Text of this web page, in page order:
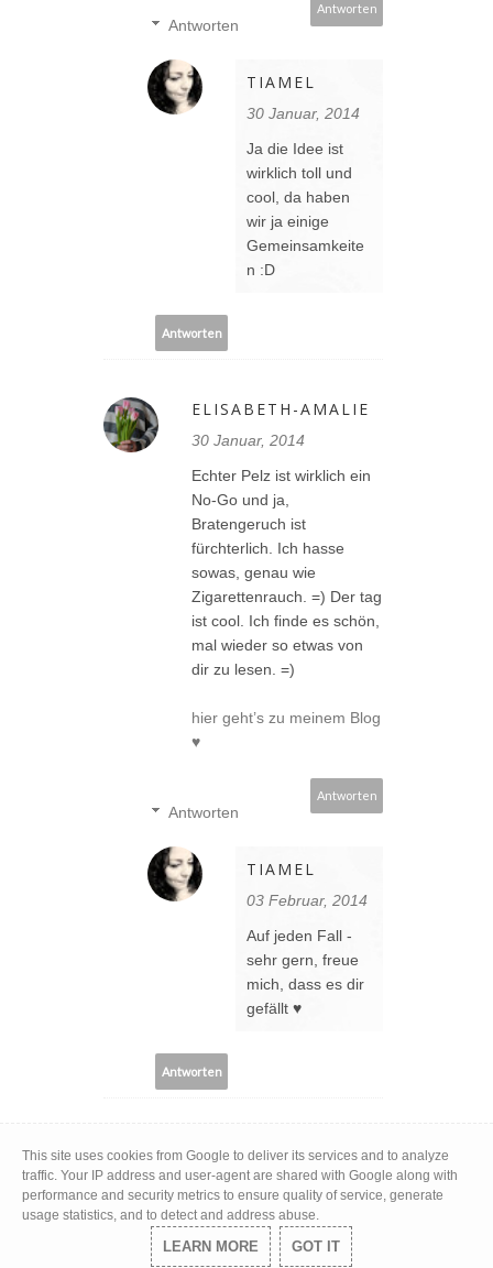
Antworten
Antworten
TIAMEL
30 Januar, 2014
Ja die Idee ist
wirklich toll und
cool, da haben
wir ja einige
Gemeinsamkeite
n :D
Antworten
ELISABETH-AMALIE
30 Januar, 2014
Echter Pelz ist wirklich ein
No-Go und ja,
Bratengeruch ist
fürchterlich. Ich hasse
sowas, genau wie
Zigarettenrauch. =) Der tag
ist cool. Ich finde es schön,
mal wieder so etwas von
dir zu lesen. =)
hier geht’s zu meinem Blog
♥
Antworten
Antworten
TIAMEL
03 Februar, 2014
Auf jeden Fall -
sehr gern, freue
mich, dass es dir
gefällt ♥
Antworten
KAERU
31 Januar, 2014
Freut mich, dass du doch
mitgemacht hast. :D Und
zum Gitarre spielen. Es tut
This site uses cookies from Google to deliver its services and to analyze
traffic. Your IP address and user-agent are shared with Google along with
performance and security metrics to ensure quality of service, generate
usage statistics, and to detect and address abuse.
LEARN MORE GOT IT